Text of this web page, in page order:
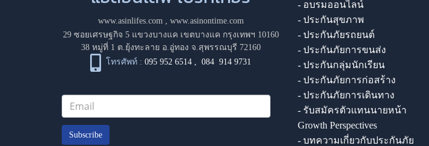
www.asinlifes.com, www.asinontime.com
29 ซอยเศรษฐกิจ 5 แขวงบางแค เขตบางแค กรุงเทพฯ 10160
38 หมู่ที่ 1 ต.ยุ้งทะลาย อ.อู่ทอง จ.สุพรรณบุรี 72160
โทรศัพท์ : 095 952 6514 ,084 914 9731
Subscribe
- อบรมออนไลน์
- ประกันสุขภาพ
- ประกันภัยรถยนต์
- ประกันภัยการขนส่ง
- ประกันกลุ่มนักเรียน
- ประกันภัยการก่อสร้าง
- ประกันภัยการเดินทาง
- รับสมัครตัวแทนนายหน้า
Growth Perspectives
- บทความเกี่ยวกับประกันภัย